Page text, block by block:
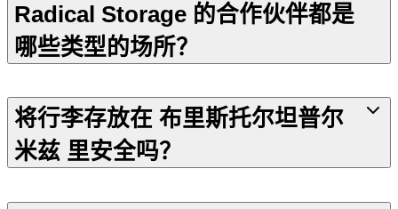
Radical Storage 的合作伙伴都是
哪些类型的场所？
将行李存放在 布里斯托尔坦普尔
米兹 里安全吗？